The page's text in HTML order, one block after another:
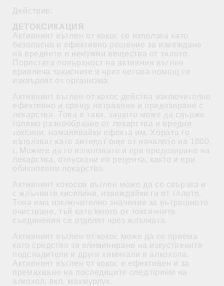
Действие:
ДЕТОКСИКАЦИЯ
Активният въглен от кокос се използва като
безопасно и ефективно решение за извеждане
на вредните и ненужни вещества от тялото.
Порестата повърхност на активния въглен
привлича токисните и чрез негова помощ се
изхвърлят от организма.
Активният въглен от кокос действа изключително
ефективно и срещу натравяне и предозиране с
лекарства. Това е така, защото може да свърже
голямо разнообразие от лекарства и вредни
токсини, намалявайки ефекта им. Хората го
използват като антидот още от началото на 1800
г. Можете да го използвате и при предозиране на
лекарства, отпускани по рецепта, както и при
обикновени лекарства.
Активният кокосов въглен може да се свързва и
с жлъчните киселини, извеждайки ги от тялото.
Това има изключително значение за вътрешното
очистване, тъй като много от токсичните
съединения се отделят чрез жлъчката.
Активният въглен от кокос може да се приема
като средство за елиминиране на изкуствените
подсладители и други химикали в алкохола.
Активният въглен от кокос е ефективен и за
премахване на последиците след прием на
алкохол, вкл. махмурлук.